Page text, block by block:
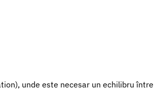
unde este necesar un echilibru între